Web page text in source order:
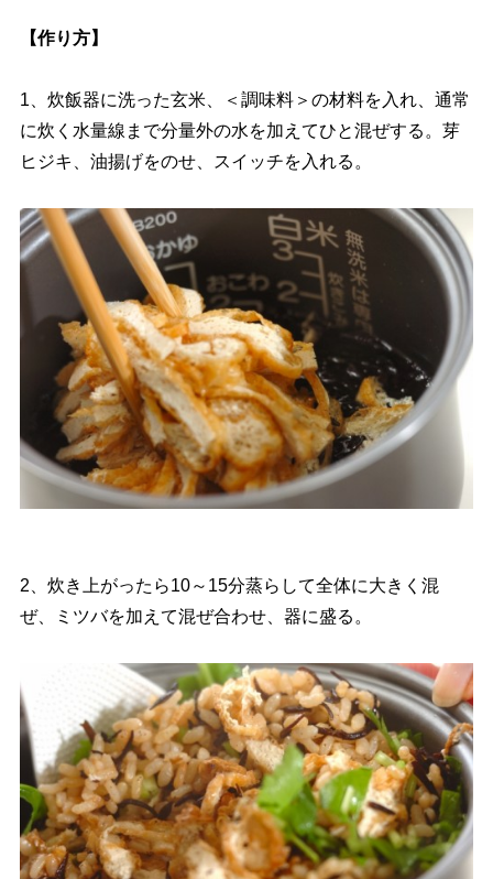
【作り方】
1、炊飯器に洗った玄米、＜調味料＞の材料を入れ、通常
に炊く水量線まで分量外の水を加えてひと混ぜする。芽
ヒジキ、油揚げをのせ、スイッチを入れる。
2、炊き上がったら10～15分蒸らして全体に大きく混
ぜ、ミツバを加えて混ぜ合わせ、器に盛る。